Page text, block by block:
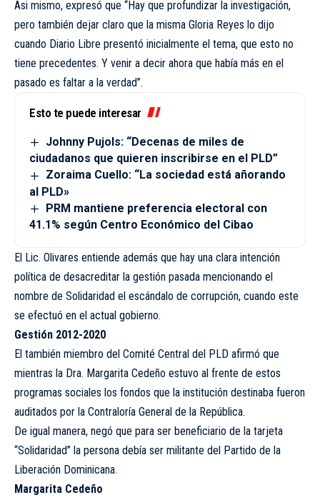
Asi mismo, expresó que “Hay que profundizar la investigación,
pero también dejar claro que la misma Gloria Reyes lo dijo
cuando Diario Libre presentó inicialmente el tema, que esto no
tiene precedentes. Y venir a decir ahora que había más en el
pasado es faltar a la verdad”.
Esto te puede interesar
Johnny Pujols: “Decenas de miles de
ciudadanos que quieren inscribirse en el PLD”
Zoraima Cuello: “La sociedad está añorando
al PLD»
PRM mantiene preferencia electoral con
41.1% según Centro Económico del Cibao
El Lic. Olivares entiende además que hay una clara intención
política de desacreditar la gestión pasada mencionando el
nombre de Solidaridad el escándalo de corrupción, cuando este
se efectuó en el actual gobierno.
Gestión 2012-2020
El también miembro del Comité Central del PLD afirmó que
mientras la Dra. Margarita Cedeño estuvo al frente de estos
programas sociales los fondos que la institución destinaba fueron
auditados por la Contraloría General de la República.
De igual manera, negó que para ser beneficiario de la tarjeta
“Solidaridad” la persona debía ser militante del Partido de la
Liberación Dominicana.
Margarita Cedeño